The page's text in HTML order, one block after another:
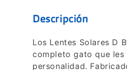
Descripción
Los Lentes Solares D
completo gato que
personalidad.